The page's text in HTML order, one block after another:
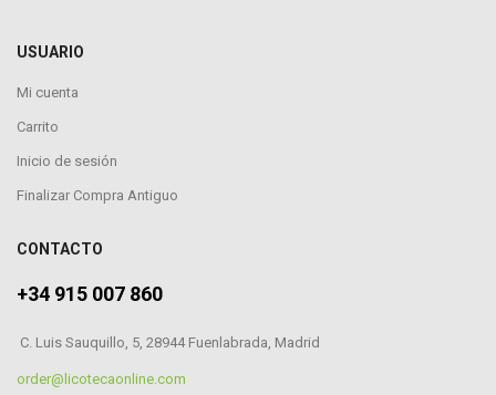
USUARIO
Mi cuenta
Carrito
Inicio de sesión
Finalizar Compra Antiguo
CONTACTO
+34 915 007 860
C. Luis Sauquillo, 5, 28944 Fuenlabrada, Madrid
order@licotecaonline.com